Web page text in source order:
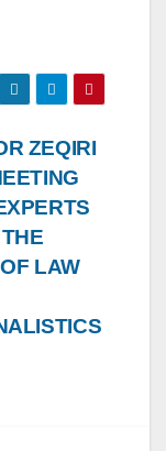
ZEQIRI
LAW